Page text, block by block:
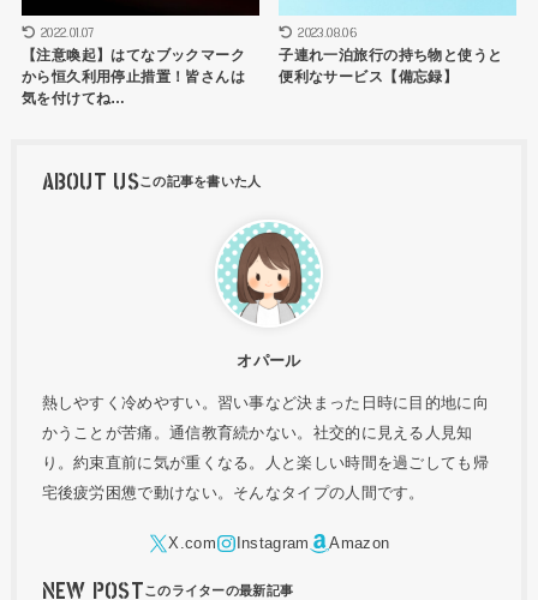
2022.01.07
【注意喚起】はてなブックマーク
から恒久利用停止措置！皆さんは
気を付けてね…
2023.08.06
子連れ一泊旅行の持ち物と使うと
便利なサービス【備忘録】
ABOUT US
オパール
熱しやすく冷めやすい。習い事など決まった日時に目的地に向
かうことが苦痛。通信教育続かない。社交的に見える人見知
り。約束直前に気が重くなる。人と楽しい時間を過ごしても帰
宅後疲労困憊で動けない。そんなタイプの人間です。
NEW POST